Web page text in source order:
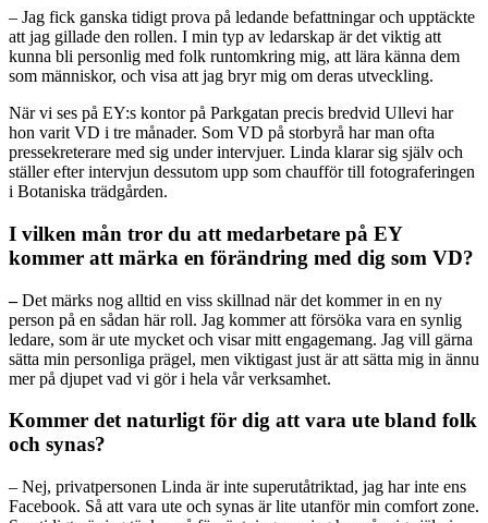
– Jag fick ganska tidigt prova på ledande befattningar och upptäckte
att jag gillade den rollen. I min typ av ledarskap är det viktig att
kunna bli personlig med folk runtomkring mig, att lära känna dem
som människor, och visa att jag bryr mig om deras utveckling.
När vi ses på EY:s kontor på Parkgatan precis bredvid Ullevi har
hon varit VD i tre månader. Som VD på storbyrå har man ofta
pressekreterare med sig under intervjuer. Linda klarar sig själv och
ställer efter intervjun dessutom upp som chaufför till fotograferingen
i Botaniska trädgården.
I vilken mån tror du att medarbetare på EY
kommer att märka en förändring med dig som VD?
–Det märks nog alltid en viss skillnad när det kommer in en ny
person på en sådan här roll. Jag kommer att försöka vara en synlig
ledare, som är ute mycket och visar mitt engagemang. Jag vill gärna
sätta min personliga prägel, men viktigast just är att sätta mig in ännu
mer på djupet vad vi gör i hela vår verksamhet.
Kommer det naturligt för dig att vara ute bland folk
och synas?
– Nej, privatpersonen Linda är inte superutåtriktad, jag har inte ens
Facebook. Så att vara ute och synas är lite utanför min comfort zone.